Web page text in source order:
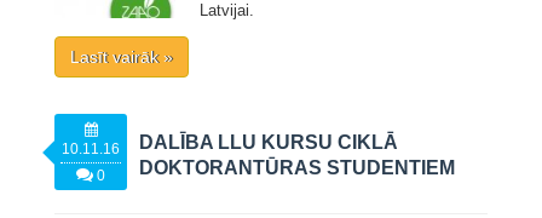
Latvijai.
Lasīt vairāk »
10.11.16
0
DALĪBA LLU KURSU CIKLĀ
DOKTORANTŪRAS STUDENTIEM